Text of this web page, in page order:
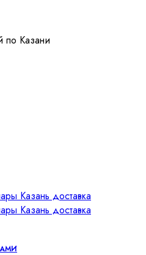
по Казани